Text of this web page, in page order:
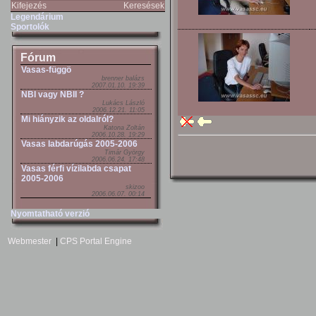
Kifejezés
Keresések
Legendárium
Sportolók
Fórum
Vasas-függö
brenner balázs
2007.01.10. 19:39
NBI vagy NBII ?
Lukács László
2006.12.21. 11:05
Mi hiányzik az oldalról?
Katona Zoltán
2006.10.28. 19:29
Vasas labdarúgás 2005-2006
Timár György
2006.06.24. 17:48
Vasas férfi vízilabda csapat
2005-2006
skizoo
2006.06.07. 00:14
Nyomtatható verzió
Webmester CPS Portal Engine